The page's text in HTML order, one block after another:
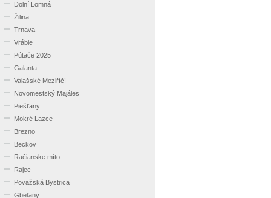
Dolní Lomná
Žilina
Trnava
Vráble
Pútače 2025
Galanta
Valašské Meziříčí
Novomestský Majáles
Piešťany
Mokré Lazce
Brezno
Beckov
Račianske míto
Rajec
Považská Bystrica
Gbeľany